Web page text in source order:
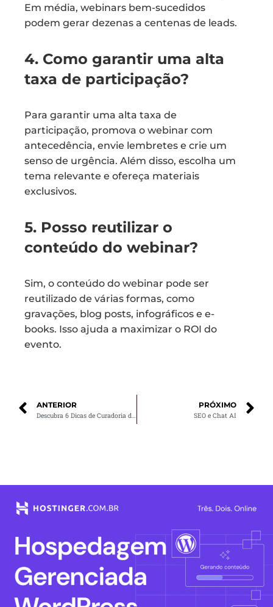
Em média, webinars bem-sucedidos
podem gerar dezenas a centenas de leads.
4. Como garantir uma alta
taxa de participação?
Para garantir uma alta taxa de
participação, promova o webinar com
antecedência, envie lembretes e crie um
senso de urgência. Além disso, escolha um
tema relevante e ofereça materiais
exclusivos.
5. Posso reutilizar o
conteúdo do webinar?
Sim, o conteúdo do webinar pode ser
reutilizado de várias formas, como
gravações, blog posts, infográficos e e-
books. Isso ajuda a maximizar o ROI do
evento.
ANTERIOR PRÓXIMO
SEO e Chat AI